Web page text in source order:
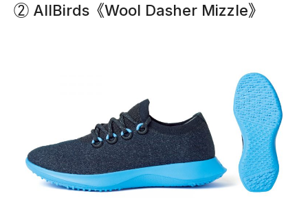
② AllBirds《Wool Dasher Mizzle》